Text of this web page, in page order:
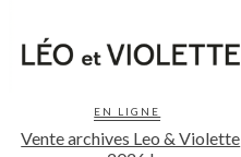
EN LIGNE
Vente archives Leo & Violette